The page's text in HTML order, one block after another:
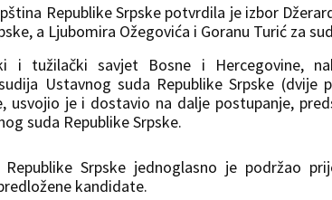
Republike Srpske potvrdila je izbor
a Ljubomira Ožegovića i Goranu Turić za
i tužilački savjet Bosne i Hercegovine,
Ustavnog suda Republike Srpske (dvije
usvojio je i dostavio na dalje postupanje,
suda Republike Srpske.
Srpske jednoglasno je podržao
kandidate.